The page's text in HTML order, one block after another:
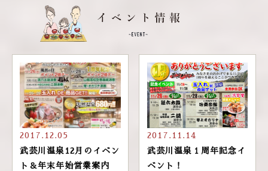
2017.12.05
武芸川温泉12月のイベン
ト＆年末年始営業案内
2017.11.14
武芸川温泉１周年記念イ
ベント！